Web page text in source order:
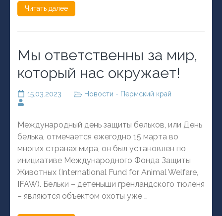
Читать далее
Мы ответственны за мир,
который нас окружает!
15.03.2023 Новости - Пермский край
Международный день защиты бельков, или День
белька, отмечается ежегодно 15 марта во
многих странах мира, он был установлен по
инициативе Международного Фонда Защиты
Животных (International Fund for Animal Welfare,
IFAW). Бельки – детеныши гренландского тюленя
– являются объектом охоты уже …